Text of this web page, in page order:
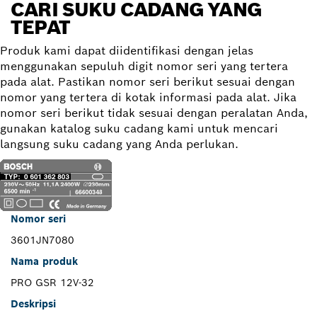
CARI SUKU CADANG YANG
TEPAT
Produk kami dapat diidentifikasi dengan jelas
menggunakan sepuluh digit nomor seri yang tertera
pada alat. Pastikan nomor seri berikut sesuai dengan
nomor yang tertera di kotak informasi pada alat. Jika
nomor seri berikut tidak sesuai dengan peralatan Anda,
gunakan katalog suku cadang kami untuk mencari
langsung suku cadang yang Anda perlukan.
Nomor seri
3601JN7080
Nama produk
PRO GSR 12V-32
Deskripsi